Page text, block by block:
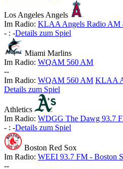
Los Angeles Angels
Im Radio: KLAA Angels Radio AM
- : -Details zum Spiel
Miami Marlins
Im Radio: WQAM 560 AM
--
Im Radio: WQAM 560 AM KLAA
Details zum Spiel
Athletics
Im Radio: WDGG The Dawg 93.7
- : -Details zum Spiel
Boston Red Sox
Im Radio: WEEI 93.7 FM - Boston
--